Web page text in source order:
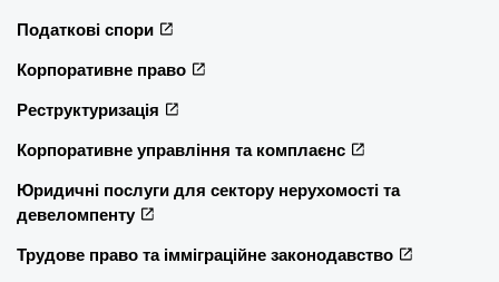
Податкові спори
Корпоративне право
Реструктуризація
Корпоративне управління та комплаєнс
Юридичні послуги для сектору нерухомості та
девеломпенту
Трудове право та імміграційне законодавство